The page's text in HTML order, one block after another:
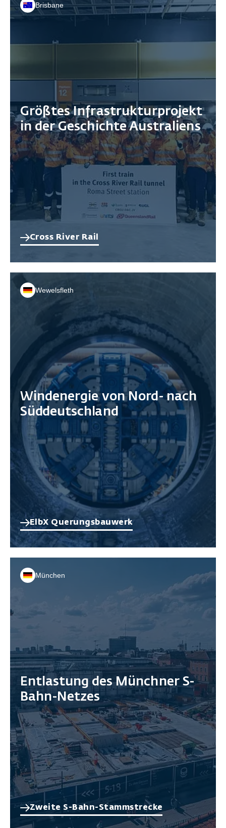
Brisbane
Größtes Infrastrukturprojekt
in der Geschichte Australiens
Cross River Rail
Wewelsfleth
Windenergie von Nord- nach
Süddeutschland
ElbX Querungsbauwerk
München
Entlastung des Münchner S-
Bahn-Netzes
Zweite S-Bahn-Stammstrecke